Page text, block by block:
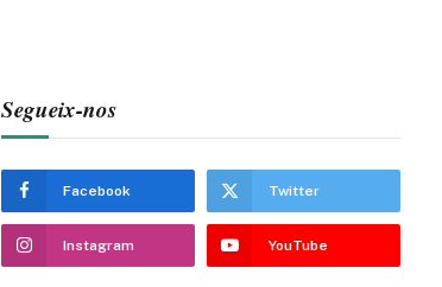
Segueix-nos
Facebook Twitter
Instagram YouTube